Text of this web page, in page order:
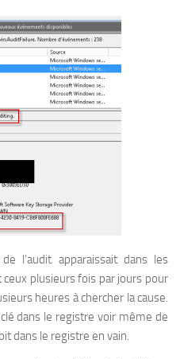
l’audit apparaissait dans les
plusieurs fois par jours pour
heures à chercher la cause.
dans le registre voir même de
dans le registre en vain.